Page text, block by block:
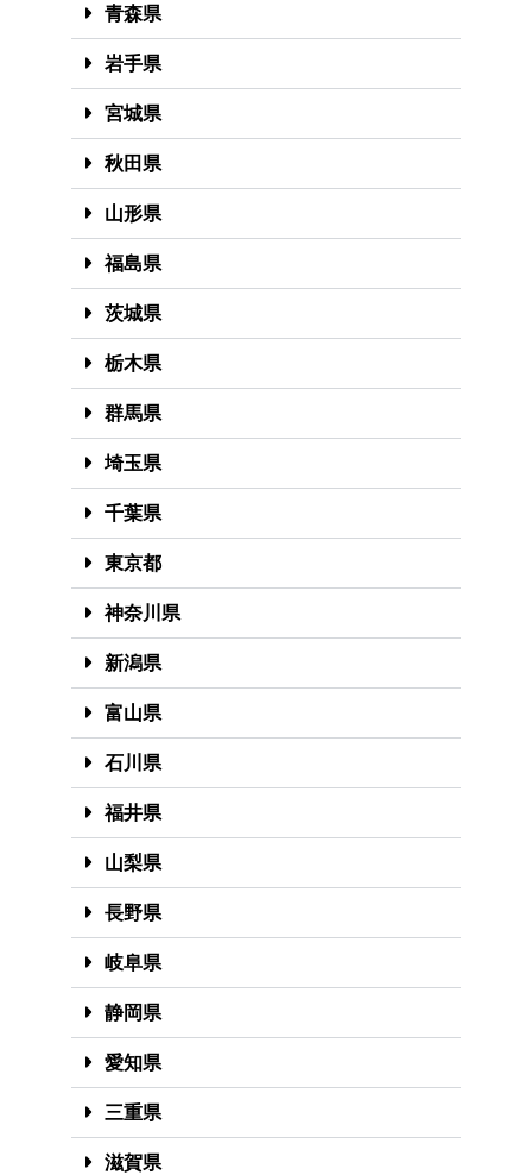
青森県
岩手県
宮城県
秋田県
山形県
福島県
茨城県
栃木県
群馬県
埼玉県
千葉県
東京都
神奈川県
新潟県
富山県
石川県
福井県
山梨県
長野県
岐阜県
静岡県
愛知県
三重県
滋賀県